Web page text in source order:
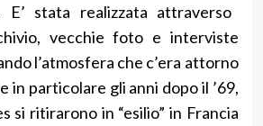
E’ stata realizzata attraverso
vecchie foto e interviste
l’atmosfera che c’era attorno
in particolare gli anni dopo il ’69,
si ritirarono in “esilio” in Francia